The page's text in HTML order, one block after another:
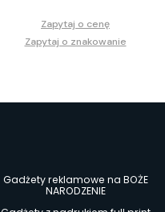
Zapytaj o cenę
Zapytaj o znakowanie
Gadżety reklamowe na BOŻE
NARODZENIE